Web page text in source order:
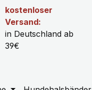
kostenloser
Versand:
in Deutschland ab
39€